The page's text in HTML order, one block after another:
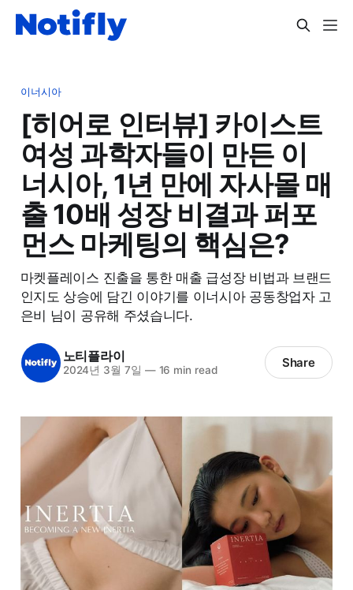
이너시아
[히어로 인터뷰] 카이스트
여성 과학자들이 만든 이
너시아, 1년 만에 자사몰 매
출 10배 성장 비결과 퍼포
먼스 마케팅의 핵심은?
마켓플레이스 진출을 통한 매출 급성장 비법과 브랜드
인지도 상승에 담긴 이야기를 이너시아 공동창업자 고
은비 님이 공유해 주셨습니다.
노티플라이
2024년 3월 7일 —16 min read Share